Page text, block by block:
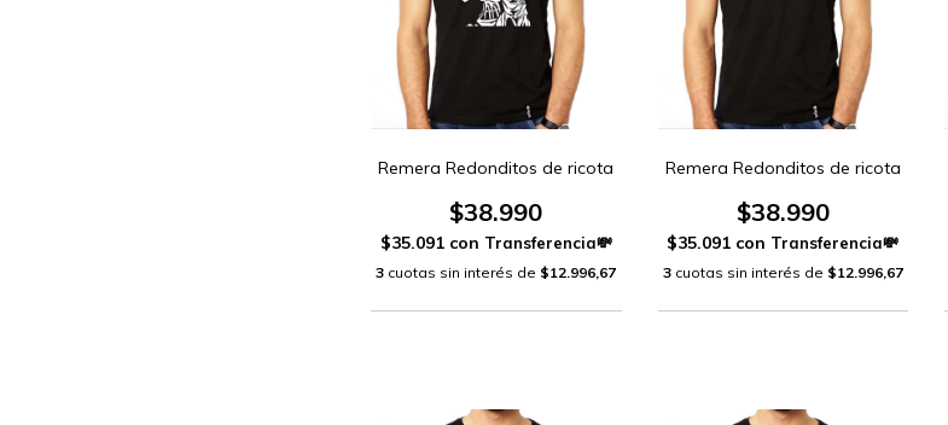
Remera Redonditos de ricota
$38.990
$35.091 con
3 cuotas sin interés de $12.996,67
Remera Redonditos de ricota
$38.990
$35.091 con
3 cuotas sin interés de $12.996,67